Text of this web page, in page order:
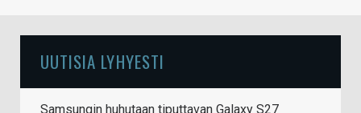
UUTISIA LYHYESTI
Samsungin huhutaan tiputtavan Galaxy S27